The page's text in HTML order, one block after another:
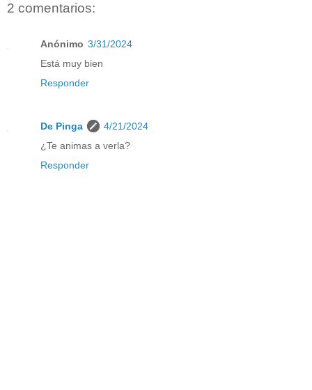
2 comentarios:
Anónimo 3/31/2024
Está muy bien
Responder
De Pinga
4/21/2024
¿Te animas a verla?
Responder